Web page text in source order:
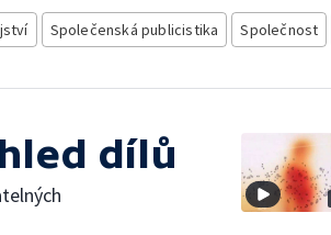
Společenská publicistika Společnost
dílů